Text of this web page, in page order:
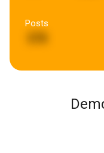
Posts